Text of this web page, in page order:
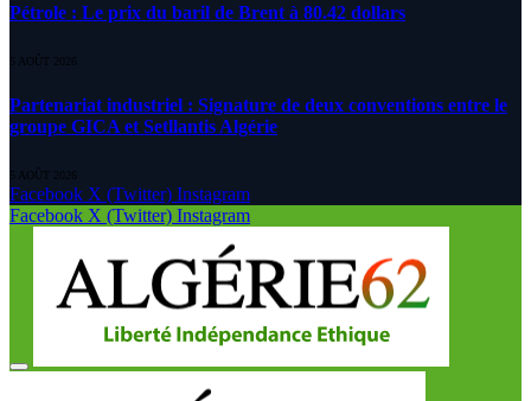
Pétrole : Le prix du baril de Brent à 80.42 dollars
5 AOÛT 2026
Partenariat industriel : Signature de deux conventions entre le
groupe GICA et Setllantis Algérie
5 AOÛT 2026
Facebook X (Twitter) Instagram
Facebook X (Twitter) Instagram